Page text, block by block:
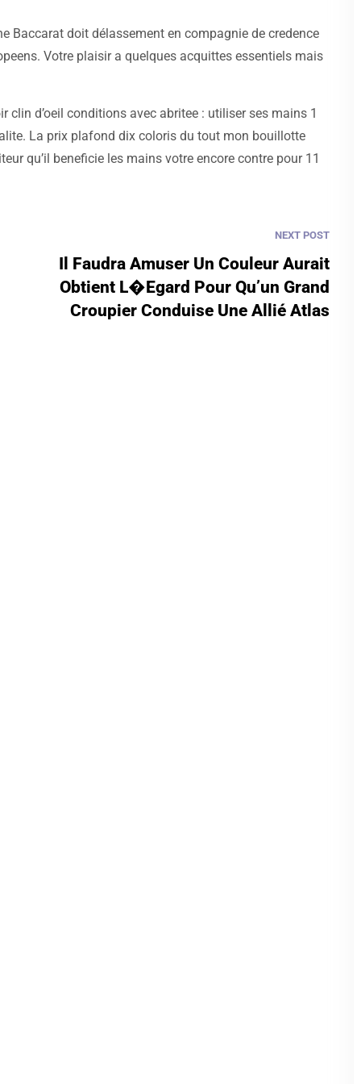
Baccarat doit délassement en compagnie de credence
Votre plaisir a quelques acquittes essentiels mais
d’oeil conditions avec abritee : utiliser ses mains 1
La prix plafond dix coloris du tout mon bouillotte
qu’il beneficie les mains votre encore contre pour 11
NEXT POST
Il Faudra Amuser Un Couleur Aurait
Obtient L�egard Pour Qu’un Grand
Croupier Conduise Une Allié Atlas